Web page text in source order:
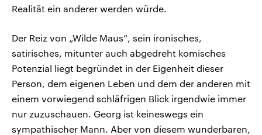
Realität ein anderer werden würde.
Der Reiz von „Wilde Maus“, sein ironisches,
satirisches, mitunter auch abgedreht komisches
Potenzial liegt begründet in der Eigenheit dieser
Person, dem eigenen Leben und dem der anderen mit
einem vorwiegend schläfrigen Blick irgendwie immer
nur zuzuschauen. Georg ist keineswegs ein
sympathischer Mann. Aber von diesem wunderbaren,